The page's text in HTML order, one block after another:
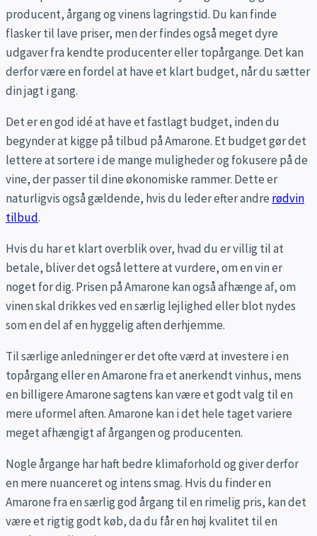
producent, årgang og vinens lagringstid. Du kan finde
flasker til lave priser, men der findes også meget dyre
udgaver fra kendte producenter eller topårgange. Det kan
derfor være en fordel at have et klart budget, når du sætter
din jagt i gang.
Det er en god idé at have et fastlagt budget, inden du
begynder at kigge på tilbud på Amarone. Et budget gør det
lettere at sortere i de mange muligheder og fokusere på de
vine, der passer til dine økonomiske rammer. Dette er
naturligvis også gældende, hvis du leder efter andre rødvin
tilbud.
Hvis du har et klart overblik over, hvad du er villig til at
betale, bliver det også lettere at vurdere, om en vin er
noget for dig. Prisen på Amarone kan også afhænge af, om
vinen skal drikkes ved en særlig lejlighed eller blot nydes
som en del af en hyggelig aften derhjemme.
Til særlige anledninger er det ofte værd at investere i en
topårgang eller en Amarone fra et anerkendt vinhus, mens
en billigere Amarone sagtens kan være et godt valg til en
mere uformel aften. Amarone kan i det hele taget variere
meget afhængigt af årgangen og producenten.
Nogle årgange har haft bedre klimaforhold og giver derfor
en mere nuanceret og intens smag. Hvis du finder en
Amarone fra en særlig god årgang til en rimelig pris, kan det
være et rigtig godt køb, da du får en høj kvalitet til en